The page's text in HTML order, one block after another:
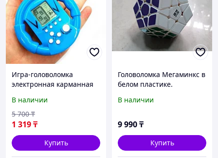
Игра-головоломка
электронная карманная
форме гоночного руля
(Синий)
В наличии
1 319₸
5 700 ₸
Купить
Головоломка Мегаминкс в
белом пластике.
Рассрочка
В наличии
9 990₸
Купить